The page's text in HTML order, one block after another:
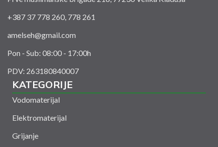
+387 37 778 260, 778 261
amelseh@gmail.com
Pon - Sub: 08:00 - 17:00h
PDV: 263180840007
KATEGORIJE
Vodomaterijal
Elektromaterijal
Grijanje